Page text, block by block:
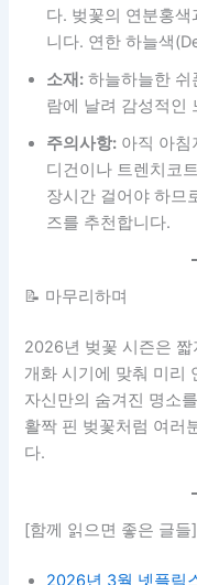
다. 벚꽃의 연분홍
니다. 연한 하늘색
소재: 하늘하늘한 쉬
람에 날려 감성적인
주의사항: 아직 아침
디건이나 트렌치코
장시간 걸어야 하므
즈를 추천합니다.
📝 마무리하며
2026년 벚꽃 시즌은
개화 시기에 맞춰 미리
자신만의 숨겨진 명소
활짝 핀 벚꽃처럼 여러
다.
[함께 읽으면 좋은 글들]
2026년 3월 넷플릭